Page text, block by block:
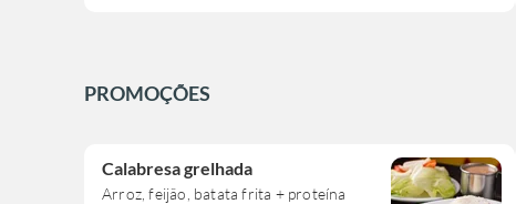
PROMOÇÕES
Calabresa grelhada
Arroz, feijão, batata frita + proteína